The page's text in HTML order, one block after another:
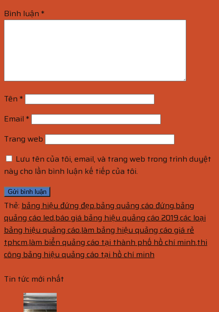
Bình luận *
Tên *
Email *
Trang web
Lưu tên của tôi, email, và trang web trong trình duyệt
này cho lần bình luận kế tiếp của tôi.
Thẻ: bảng hiệu đứng đẹp,bảng quảng cáo đứng,bảng
quảng cáo led,báo giá bảng hiệu quảng cáo 2019,các loại
bảng hiệu quảng cáo,làm bảng hiệu quảng cáo giá rẻ
tphcm,làm biển quảng cáo tại thành phố hồ chí minh,thi
công bảng hiệu quảng cáo tại hồ chí minh
Tin tức mới nhất